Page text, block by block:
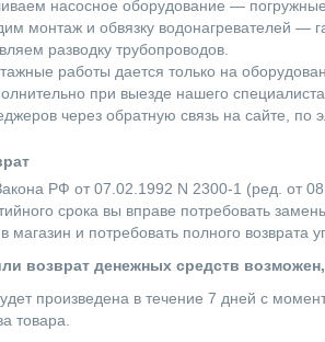
насосное оборудование —
монтаж и обвязку водонагревателей —
разводку трубопроводов.
работы дается только на
при выезде нашего
через обратную связь на сайте,
РФ от 07.02.1992 N 2300-1 (ред. от
срока вы вправе потребовать
магазин и потребовать полного
возврат денежных средств
произведена в течение 7 дней с
товара.